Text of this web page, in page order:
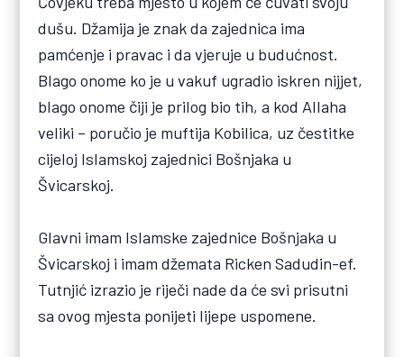
dušu. Džamija je znak da zajednica ima
pamćenje i pravac i da vjeruje u budućnost.
Blago onome ko je u vakuf ugradio iskren nijjet,
blago onome čiji je prilog bio tih, a kod Allaha
veliki – poručio je muftija Kobilica, uz čestitke
cijeloj Islamskoj zajednici Bošnjaka u
Švicarskoj.
Glavni imam Islamske zajednice Bošnjaka u
Švicarskoj i imam džemata Ricken Sadudin-ef.
Tutnjić izrazio je riječi nade da će svi prisutni
sa ovog mjesta ponijeti lijepe uspomene.